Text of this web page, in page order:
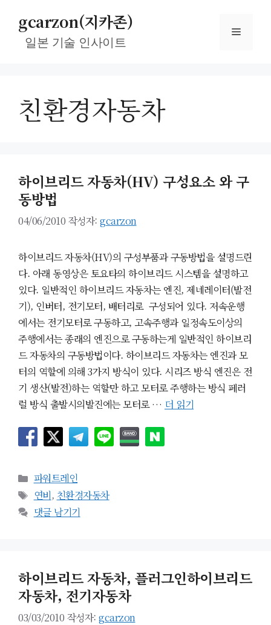
gcarzon(지카존)
일본 기술 인사이트
메
친환경자동차
하이브리드 자동차(HV) 구성요소 와 구
동방법
04/06/2010 작성자: gcarzon
하이브리드 자동차(HV)의 구성부품과 구동방법을 설명드린
다. 아래 동영상은 토요타의 하이브리드 시스템을 설명하고
있다. 일반적인 하이브리드 자동차는 엔진, 제네레이터(발전
기), 인버터, 전기모터, 배터리로 구성되어 있다. 저속운행
에서는 전기모터로 구동하고, 고속주행과 일정속도이상의
주행에서는 종래의 엔진으로 구동하는게 일반적인 하이브리
드 자동차의 구동방법이다. 하이브리드 자동차는 엔진과 모
터의 역할에 의해 3가지 방식이 있다. 시리즈 방식 엔진은 전
기 생산(발전)하는 역할만 하고 모터로 주행하는 방식 페러
럴 방식 출발시의발진에는 모터로 … 더 읽기
카
테
고
리
파워트레인
태
그
연비, 친환경자동차
댓글 남기기
하이브리드 자동차, 플러그인하이브리드
자동차, 전기자동차
03/03/2010 작성자: gcarzon